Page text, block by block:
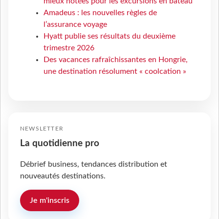
Amadeus : les nouvelles règles de
l’assurance voyage
Hyatt publie ses résultats du deuxième
trimestre 2026
Des vacances rafraîchissantes en Hongrie,
une destination résolument « coolcation »
NEWSLETTER
La quotidienne pro
Débrief business, tendances distribution et
nouveautés destinations.
Je m'inscris